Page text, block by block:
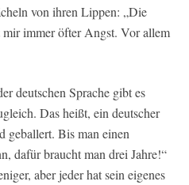
von ihren Lippen: „Die
immer öfter Angst. Vor allem
deutschen Sprache gibt es
Das heißt, ein deutscher
geballert. Bis man einen
dafür braucht man drei Jahre!“
aber jeder hat sein eigenes